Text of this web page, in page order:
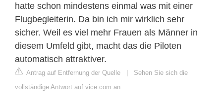
hatte schon mindestens einmal was mit einer
Flugbegleiterin. Da bin ich mir wirklich sehr
sicher. Weil es viel mehr Frauen als Männer in
diesem Umfeld gibt, macht das die Piloten
automatisch attraktiver.
Antrag auf Entfernung der Quelle | Sehen Sie sich die
vollständige Antwort auf vice.com an